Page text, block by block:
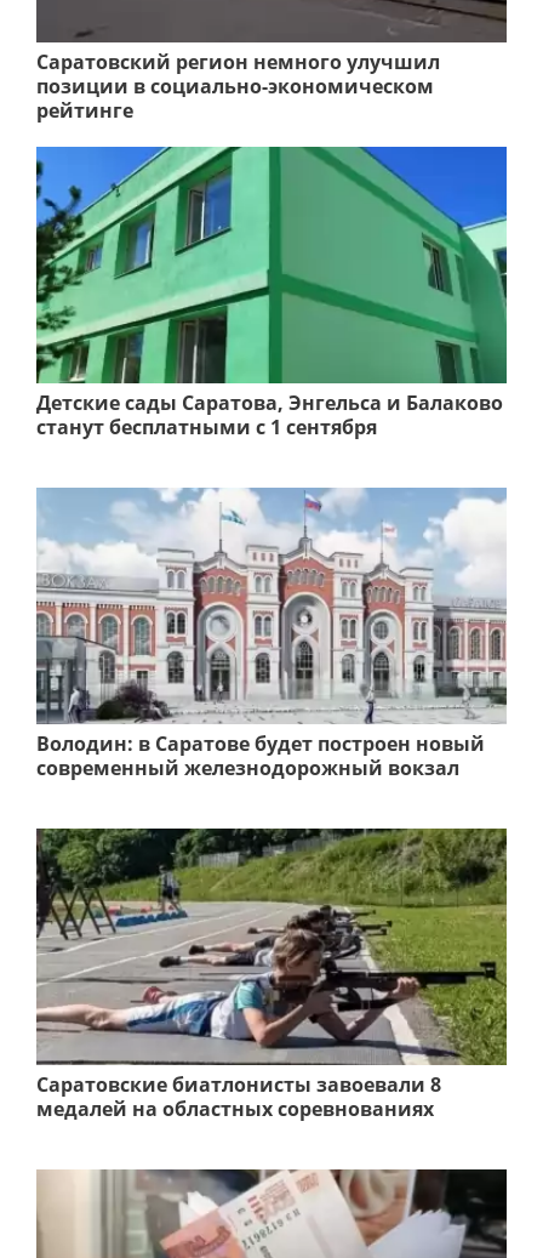
Саратовский регион немного улучшил
позиции в социально-экономическом
рейтинге
Детские сады Саратова, Энгельса и Балаково
станут бесплатными с 1 сентября
Володин: в Саратове будет построен новый
современный железнодорожный вокзал
Саратовские биатлонисты завоевали 8
медалей на областных соревнованиях